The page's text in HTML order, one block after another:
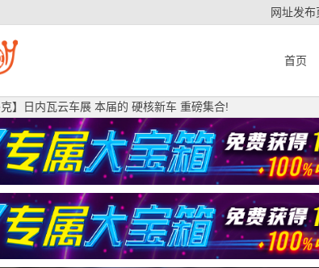
网址发布
首页
克】日内瓦云车展 本届的 硬核新车 重磅集合!